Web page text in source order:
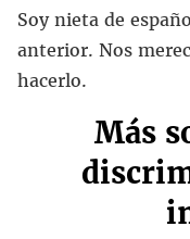
Soy nieta de
anterior. Nos
hacerlo.
Más